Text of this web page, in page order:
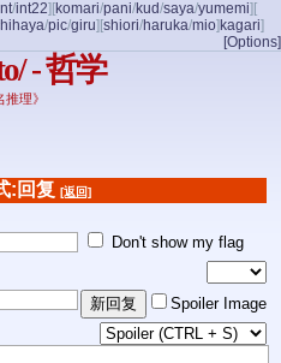
/int22] [komari/pani/kud/saya/yumemi] [
/pic/giru] [shiori/haruka/mio] kagari]
[Options]
- 哲学
推理》
:回复 [返回]
Don't show my flag
Spoiler Image